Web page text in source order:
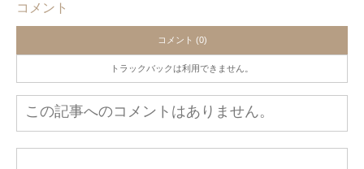
コメント
コメント (0)
トラックバックは利用できません。
この記事へのコメントはありません。